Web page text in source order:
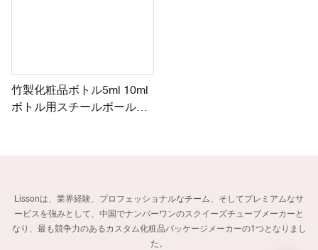
竹製化粧品ボトル5ml 10ml
ボトル用スチールボールを
Lissonは、業界経験、プロフェッショナルなチーム、そしてプレミアムなサ
ービスを強みとして、中国でナンバーワンのスクイーズチューブメーカーと
なり、最も競争力のあるカスタム化粧品パッケージメーカーの1つとなりまし
た。